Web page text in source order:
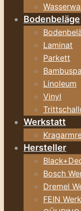
Bodenbeläge
Laminat
Parkett
Linoleum
Vinyl
Werkstatt
Hersteller
Bosch
Dremel
FEIN